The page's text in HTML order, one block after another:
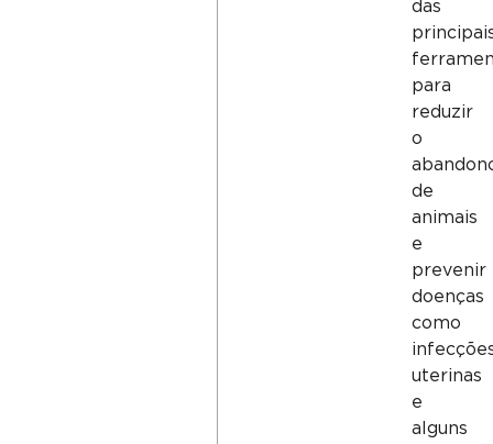
das
para
reduzir
o
de
animais
e
prevenir
doenças
como
uterinas
e
alguns